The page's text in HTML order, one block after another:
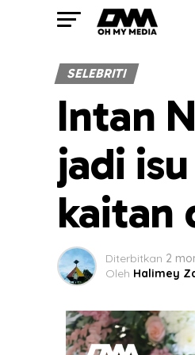
SELEBRITI
Intan
jadi
kaitan
Diterbitkan 2
Oleh Halimey